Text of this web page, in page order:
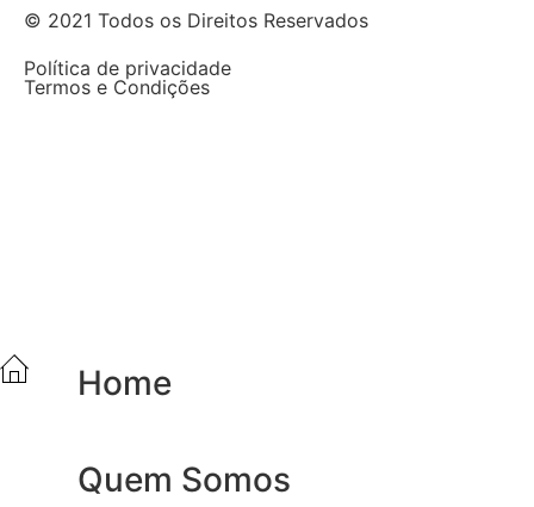
© 2021 Todos os Direitos Reservados
Política de privacidade
Termos e Condições
Home
Quem Somos